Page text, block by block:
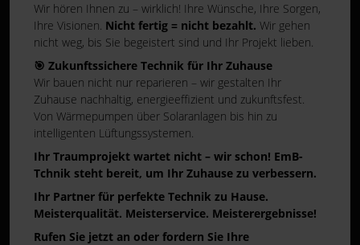
Wir hören Ihnen zu – wirklich! Ihre Wünsche, Ihre Sorgen,
Ihre Visionen. Nicht fertig = nicht bezahlt. Wir gehen
nicht weg, bis Sie begeistert sind und Ihr Projekt lieben.
🎯 Zukunftssichere Technik für Ihr Zuhause
Wir bauen nicht nur reparieren – wir gestalten Ihr
Zuhause nachhaltig, energieeffizient und zukunftsfest.
Von Wärmepumpen über Solaranlagen bis hin zu
intelligenten Lüftungssystemen.
Ihr Traumprojekt wartet nicht – wir schon! EmB-
Tchnik steht bereit, um Ihr Zuhause zu verbessern.
Ihr Partner für perfekte Technik zu Hause.
Meisterqualität. Meisterservice. Meisterergebnisse!
Rufen Sie jetzt an oder fordern Sie Ihre